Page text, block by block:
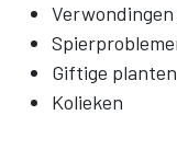
Giftige planten
Kolieken